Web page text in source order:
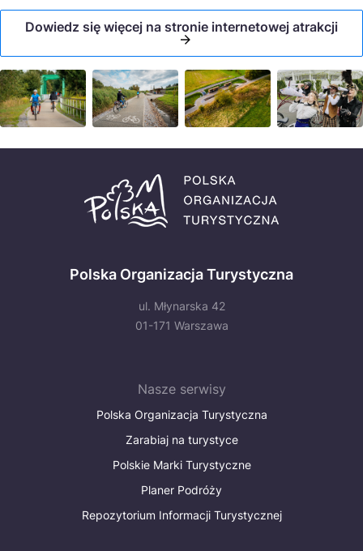
Dowiedz się więcej na stronie internetowej atrakcji
Polska Organizacja Turystyczna
ul. Młynarska 42
01-171 Warszawa
Nasze serwisy
Polska Organizacja Turystyczna
Zarabiaj na turystyce
Polskie Marki Turystyczne
Planer Podróży
Repozytorium Informacji Turystycznej